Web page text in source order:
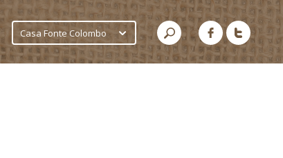
Casa Fonte Colombo